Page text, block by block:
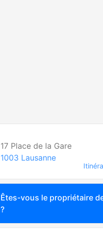
17 Place de la Gare
1003 Lausanne
Êtes-vous le propriétaire
?